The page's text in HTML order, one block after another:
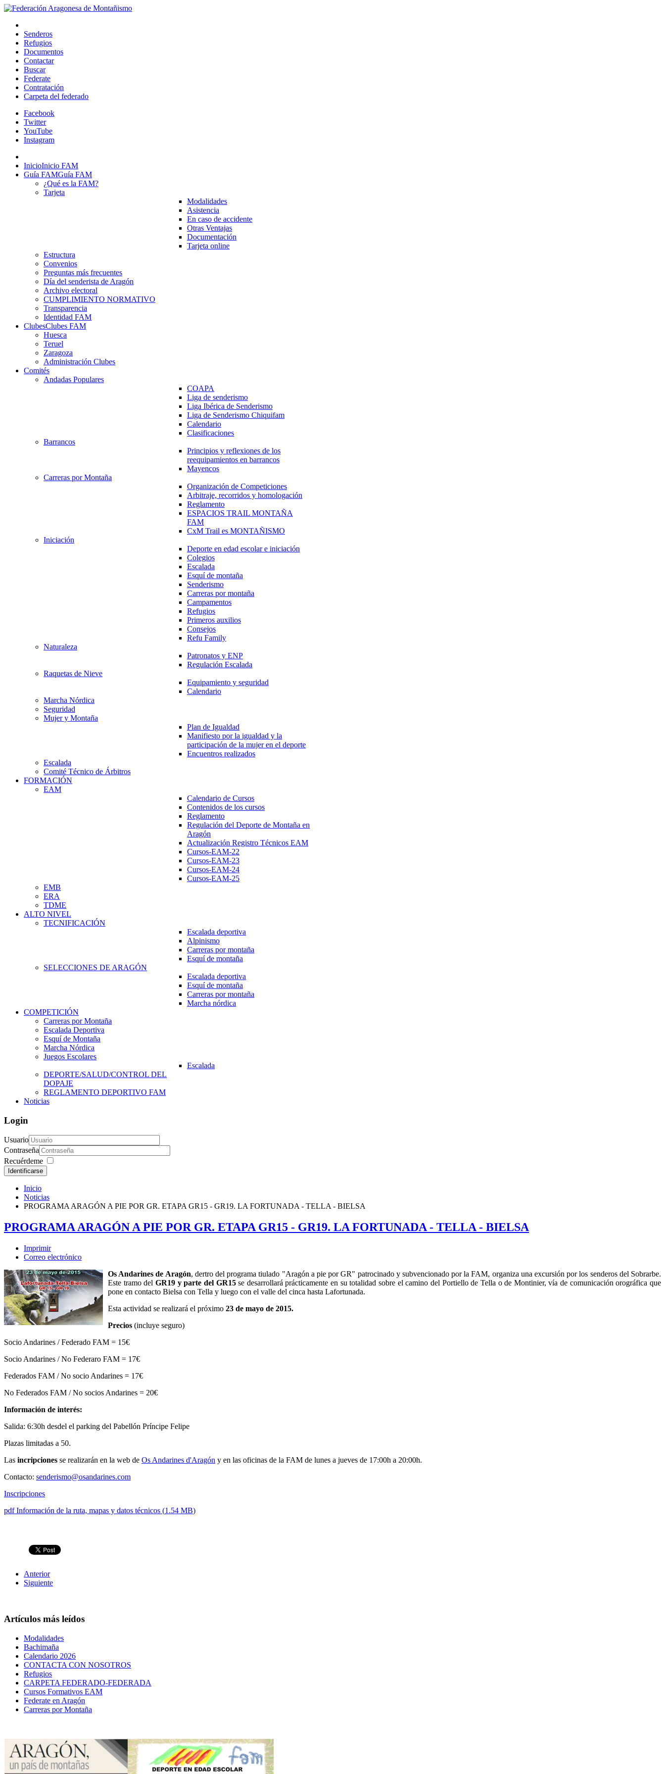
Senderos
Refugios
Documentos
Contactar
Buscar
Federate
Contratación
Carpeta del federado
Facebook
Twitter
YouTube
Instagram
InicioInicio FAM
Guía FAMGuía FAM
¿Qué es la FAM?
Tarjeta
Modalidades
Asistencia
En caso de accidente
Otras Ventajas
Documentación
Tarjeta online
Estructura
Convenios
Preguntas más frecuentes
Día del senderista de Aragón
Archivo electoral
CUMPLIMIENTO NORMATIVO
Transparencia
Identidad FAM
ClubesClubes FAM
Huesca
Teruel
Zaragoza
Administración Clubes
Comités
Andadas Populares
COAPA
Liga de senderismo
Liga Ibérica de Senderismo
Liga de Senderismo Chiquifam
Calendario
Clasificaciones
Barrancos
Principios y reflexiones de los
reequipamientos en barrancos
Mayencos
Carreras por Montaña
Organización de Competiciones
Arbitraje, recorridos y homologación
Reglamento
ESPACIOS TRAIL MONTAÑA
FAM
CxM Trail es MONTAÑISMO
Iniciación
Deporte en edad escolar e iniciación
Colegios
Escalada
Esquí de montaña
Senderismo
Carreras por montaña
Campamentos
Refugios
Primeros auxilios
Consejos
Refu Family
Naturaleza
Patronatos y ENP
Regulación Escalada
Raquetas de Nieve
Equipamiento y seguridad
Calendario
Marcha Nórdica
Seguridad
Mujer y Montaña
Plan de Igualdad
Manifiesto por la igualdad y la
participación de la mujer en el deporte
Encuentros realizados
Escalada
Comité Técnico de Árbitros
FORMACIÓN
EAM
Calendario de Cursos
Contenidos de los cursos
Reglamento
Regulación del Deporte de Montaña en
Aragón
Actualización Registro Técnicos EAM
Cursos-EAM-22
Cursos-EAM-23
Cursos-EAM-24
Cursos-EAM-25
EMB
ERA
TDME
ALTO NIVEL
TECNIFICACIÓN
Escalada deportiva
Alpinismo
Carreras por montaña
Esquí de montaña
SELECCIONES DE ARAGÓN
Escalada deportiva
Esquí de montaña
Carreras por montaña
Marcha nórdica
COMPETICIÓN
Carreras por Montaña
Escalada Deportiva
Esquí de Montaña
Marcha Nórdica
Juegos Escolares
Escalada
DEPORTE/SALUD/CONTROL DEL
DOPAJE
REGLAMENTO DEPORTIVO FAM
Noticias
Login
Usuario
Contraseña
Recuérdeme
Identificarse
Inicio
Noticias
PROGRAMA ARAGÓN A PIE POR GR. ETAPA GR15 - GR19. LA FORTUNADA - TELLA - BIELSA
PROGRAMA ARAGÓN A PIE POR GR. ETAPA GR15 - GR19. LA FORTUNADA - TELLA - BIELSA
Imprimir
Correo electrónico
Os Andarines de Aragón, dertro del programa tiulado "Aragón a pie por GR" patrocinado y subvencionado por la FAM, organiza una excursión por los senderos del Sobrarbe.
Este tramo del GR19 y parte del GR15se desarrollará prácticamente en su totalidad sobre el camino del Portiello de Tella o de Montinier, vía de comunicación orográfica que
pone en contacto Bielsa con Tella y luego con el valle del cinca hasta Lafortunada.
Esta actividad se realizará el próximo 23 de mayo de 2015.
Precios (incluye seguro)
Socio Andarines / Federado FAM = 15€
Socio Andarines / No Federaro FAM = 17€
Federados FAM / No socio Andarines = 17€
No Federados FAM / No socios Andarines = 20€
Información de interés:
Salida: 6:30h desdel el parking del Pabellón Príncipe Felipe
Plazas limitadas a 50.
Las incripciones se realizarán en la web de Os Andarines d'Aragón y en las oficinas de la FAM de lunes a jueves de 17:00h a 20:00h.
Contacto: senderismo@osandarines.com
Inscripciones
pdfInformación de la ruta, mapas y datos técnicos (1.54 MB)
Anterior
Siguiente
Artículos más leídos
Modalidades
Bachimaña
Calendario 2026
CONTACTA CON NOSOTROS
Refugios
CARPETA FEDERADO-FEDERADA
Cursos Formativos EAM
Federate en Aragón
Carreras por Montaña